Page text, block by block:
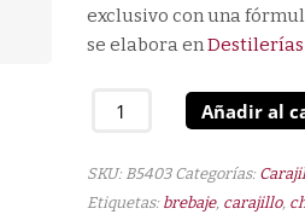
exclusivo con una
se elabora enDestilerías
Licor
Añadir al
SKU: B5403 Categorías:
Etiquetas: brebaje, carajillo,